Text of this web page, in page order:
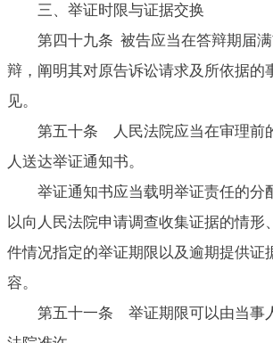
三、举证时限与证据交换
第四十九条 被告应当在答辩期届
辩，阐明其对原告诉讼请求及所依据的
见。
第五十条 人民法院应当在审理前
人送达举证通知书。
举证通知书应当载明举证责任的分
以向人民法院申请调查收集证据的情形
件情况指定的举证期限以及逾期提供证
容。
第五十一条 举证期限可以由当事